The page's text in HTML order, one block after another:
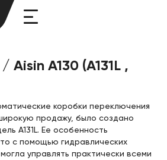
A130 (A131L ,
коробки переключения
продажу, было создано
A131L. Ее особенность
с помощью гидравлических
управлять практически всеми